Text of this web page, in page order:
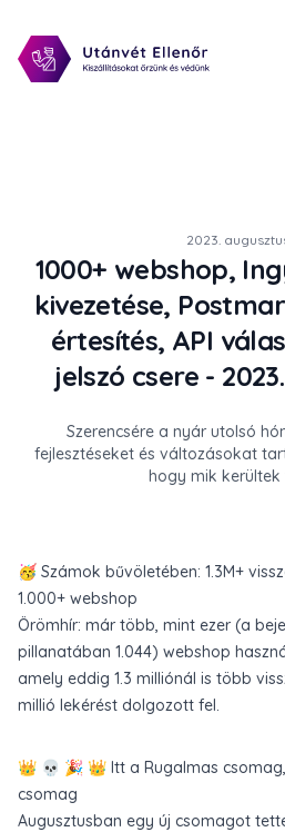
2023.
1000+ webshop,
kivezetése,
értesítés, API
jelszó csere -
Szerencsére a nyár utolsó
fejlesztéseket és változásokat
hogy mik kerültek
🥳 Számok bűvöletében: 1.3M+
1.000+ webshop
Örömhír: már több, mint ezer (a
pillanatában 1.044) webshop
amely eddig 1.3 milliónál is több
millió lekérést dolgozott fel.
👑 💀 🎉 👑 Itt a Rugalmas
csomag
Augusztusban egy új csomagot